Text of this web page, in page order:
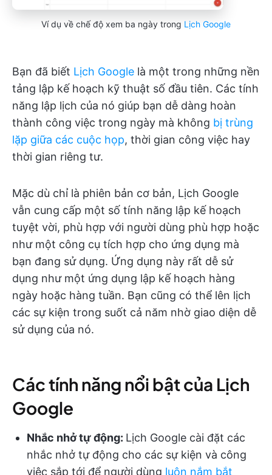
Ví dụ về chế độ xem ba ngày trong Lịch Google
Bạn đã biết Lịch Google là một trong những nền
tảng lập kế hoạch kỹ thuật số đầu tiên. Các tính
năng lập lịch của nó giúp bạn dễ dàng hoàn
thành công việc trong ngày mà không bị trùng
lặp giữa các cuộc họp, thời gian công việc hay
thời gian riêng tư.
Mặc dù chỉ là phiên bản cơ bản, Lịch Google
vẫn cung cấp một số tính năng lập kế hoạch
tuyệt vời, phù hợp với người dùng phù hợp hoặc
như một công cụ tích hợp cho ứng dụng mà
bạn đang sử dụng. Ứng dụng này rất dễ sử
dụng như một ứng dụng lập kế hoạch hàng
ngày hoặc hàng tuần. Bạn cũng có thể lên lịch
các sự kiện trong suốt cả năm nhờ giao diện dễ
sử dụng của nó.
Các tính năng nổi bật của Lịch
Google
Nhắc nhở tự động: Lịch Google cài đặt các
nhắc nhở tự động cho các sự kiện và công
việc sắp tới để người dùng luôn nắm bắt